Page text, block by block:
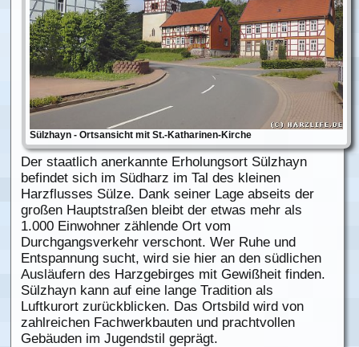
Sülzhayn - Ortsansicht mit St.-Katharinen-Kirche
Der staatlich anerkannte Erholungsort Sülzhayn
befindet sich im Südharz im Tal des kleinen
Harzflusses Sülze. Dank seiner Lage abseits der
großen Hauptstraßen bleibt der etwas mehr als
1.000 Einwohner zählende Ort vom
Durchgangsverkehr verschont. Wer Ruhe und
Entspannung sucht, wird sie hier an den südlichen
Ausläufern des Harzgebirges mit Gewißheit finden.
Sülzhayn kann auf eine lange Tradition als
Luftkurort zurückblicken. Das Ortsbild wird von
zahlreichen Fachwerkbauten und prachtvollen
Gebäuden im Jugendstil geprägt.